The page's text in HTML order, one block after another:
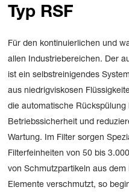
Typ RSF
Für den kontinuierlichen und
allen Industriebereichen. Der
ist ein selbstreinigendes
aus niedrigviskosen
die automatische
Betriebssicherheit und
Wartung. Im Filter sorgen
Filterfeinheiten von 50 bis
von Schmutzpartikeln aus
Elemente verschmutzt, so